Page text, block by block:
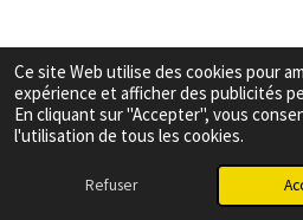
Ce site Web utilise des cookies pour
expérience et afficher des publicités
En cliquant sur "Accepter", vous
l'utilisation de tous les cookies.
Refuser
© 2026 Médaillon Funéraire
E-mail